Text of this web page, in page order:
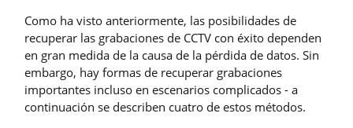
Como ha visto anteriormente, las posibilidades de
recuperar las grabaciones de CCTV con éxito dependen
en gran medida de la causa de la pérdida de datos. Sin
embargo, hay formas de recuperar grabaciones
importantes incluso en escenarios complicados - a
continuación se describen cuatro de estos métodos.